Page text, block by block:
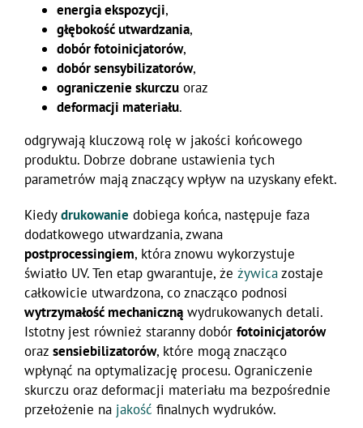
energia ekspozycji,
głębokość utwardzania,
dobór fotoinicjatorów,
dobór sensybilizatorów,
ograniczenie skurczu oraz
deformacji materiału.
odgrywają kluczową rolę w jakości końcowego
produktu. Dobrze dobrane ustawienia tych
parametrów mają znaczący wpływ na uzyskany efekt.
Kiedydrukowanie dobiega końca, następuje faza
dodatkowego utwardzania, zwana
postprocessingiem, która znowu wykorzystuje
światło UV. Ten etap gwarantuje, że żywicazostaje
całkowicie utwardzona, co znacząco podnosi
wytrzymałość mechaniczną wydrukowanych detali.
Istotny jest również staranny dobór fotoinicjatorów
oraz sensiebilizatorów, które mogą znacząco
wpłynąć na optymalizację procesu. Ograniczenie
skurczu oraz deformacji materiału ma bezpośrednie
przełożenie na jakość finalnych wydruków.